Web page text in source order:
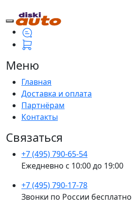
Меню
Главная
Доставка и оплата
Партнёрам
Контакты
Связаться
+7 (495) 790-65-54
Ежедневно с 10:00 до 19:00
+7 (495) 790-17-78
Звонки по России бесплатно